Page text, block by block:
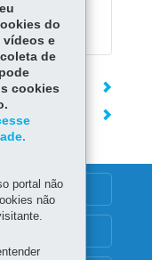
Estadual de
do
vídeos e
de
cookies
portal não
não